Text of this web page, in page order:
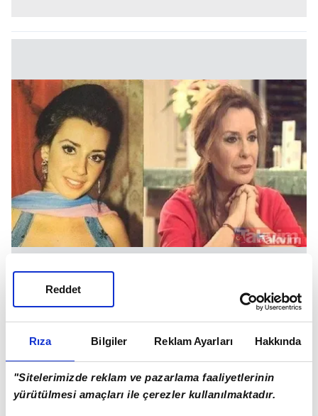
Rıza Bilgiler Reklam Ayarları Hakkında
"Sitelerimizde reklam ve pazarlama faaliyetlerinin
yürütülmesi amaçları ile çerezler kullanılmaktadır.
Reddet